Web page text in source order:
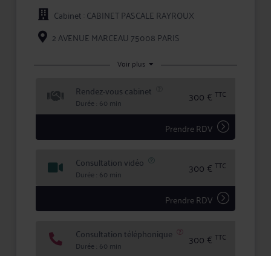
L'approche personnalisée mise en œuvre par Me
RAYROUX LOPEZ permet d'assurer une prestation de
conseil à valeur ajoutée et une représentation en
justice de qualité devant les tribunaux.
toute particulière à l'écoute et au dialogue, et vous
Cabinet : CABINET PASCALE RAYROUX
2 AVENUE MARCEAU 75008 PARIS
Voir plus
Rendez-vous cabinet
Durée : 60 min 300 € TTC
Prendre RDV
Consultation vidéo
Durée : 60 min 300 € TTC
Prendre RDV
Consultation téléphonique
Durée : 60 min 300 € TTC